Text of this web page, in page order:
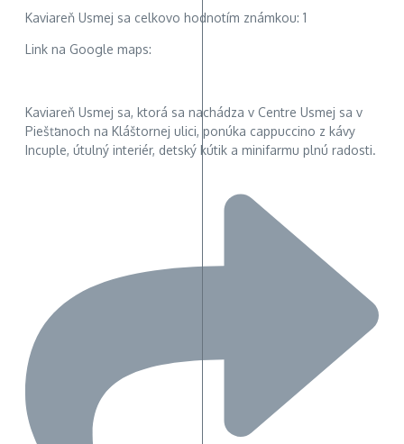
Kaviareň Usmej sa celkovo hodnotím známkou: 1
Link na Google maps:
Kaviareň Usmej sa, ktorá sa nachádza v Centre Usmej sa v
Piešťanoch na Kláštornej ulici, ponúka cappuccino z kávy
Incuple, útulný interiér, detský kútik a minifarmu plnú radosti.